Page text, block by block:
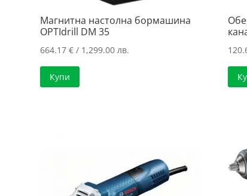
Магнитна настолна бормашина
OPTIdrill DM 35
664.17€ / 1,299.00 лв.
Купи